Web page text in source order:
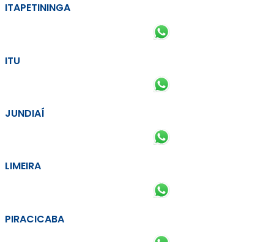
ITAPETININGA
ITU
JUNDIAÍ
LIMEIRA
PIRACICABA